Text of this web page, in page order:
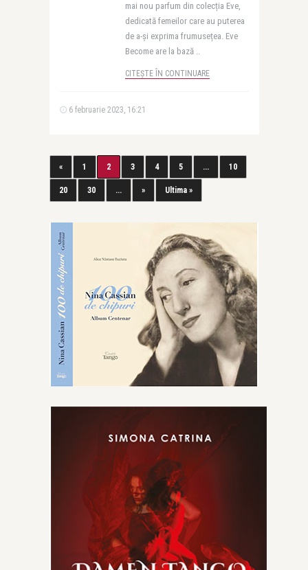
mai nou parfum din colecția Eve,
dedicată femeilor care au puterea
de a-și exprima frumusețea. Eve
Become are la bază ..
CITEȘTE ÎN CONTINUARE
6 februarie 2023, 16:21
« 1 2 3 4 5 ... 10
20 30 ... » Ultima »